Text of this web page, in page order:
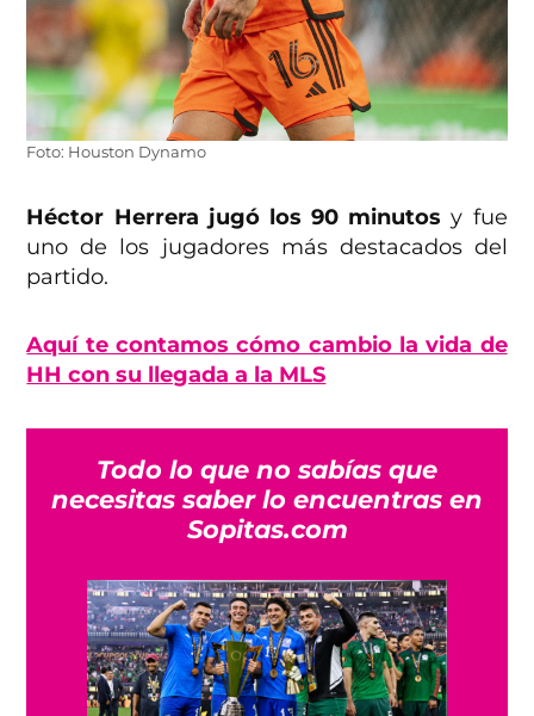
Foto: Houston Dynamo
Héctor Herrera jugó los 90 minutos y fue
uno de los jugadores más destacados del
partido.
Aquí te contamos cómo cambio la vida de
HH con su llegada a la MLS
Todo lo que no sabías que
necesitas saber lo encuentras en
Sopitas.com